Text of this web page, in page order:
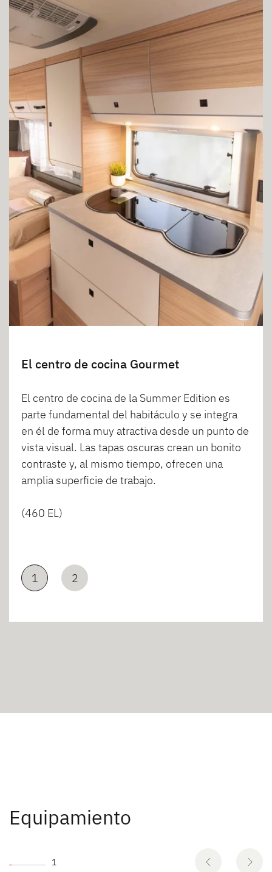
El centro de cocina Gourmet
El centro de cocina de la Summer Edition es
parte fundamental del habitáculo y se integra
en él de forma muy atractiva desde un punto de
vista visual. Las tapas oscuras crean un bonito
contraste y, al mismo tiempo, ofrecen una
amplia superficie de trabajo.
(460 EL)
1 2
Equipamiento
1